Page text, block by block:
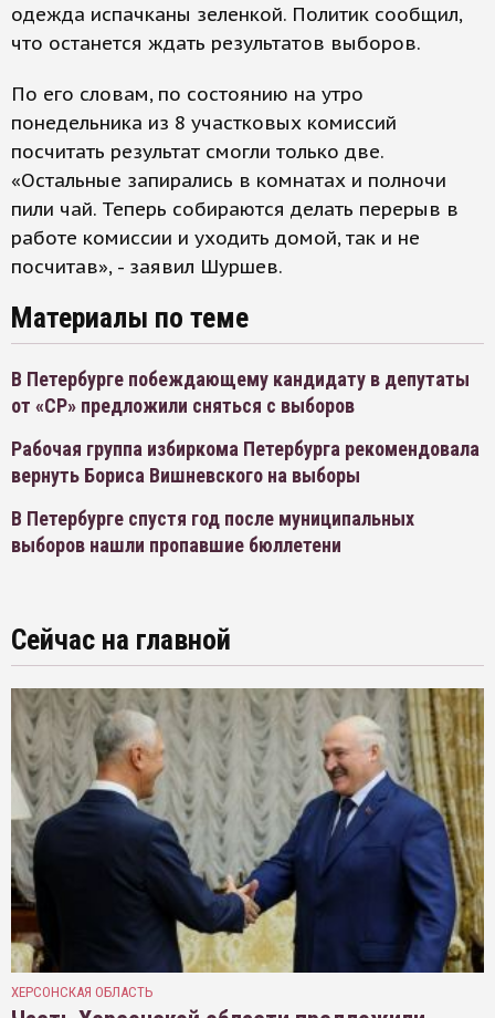
одежда испачканы зеленкой. Политик сообщил,
что останется ждать результатов выборов.
По его словам, по состоянию на утро
понедельника из 8 участковых комиссий
посчитать результат смогли только две.
«Остальные запирались в комнатах и полночи
пили чай. Теперь собираются делать перерыв в
работе комиссии и уходить домой, так и не
посчитав», - заявил Шуршев.
Материалы по теме
В Петербурге побеждающему кандидату в депутаты
от «СР» предложили сняться с выборов
Рабочая группа избиркома Петербурга рекомендовала
вернуть Бориса Вишневского на выборы
В Петербурге спустя год после муниципальных
выборов нашли пропавшие бюллетени
Сейчас на главной
ХЕРСОНСКАЯ ОБЛАСТЬ